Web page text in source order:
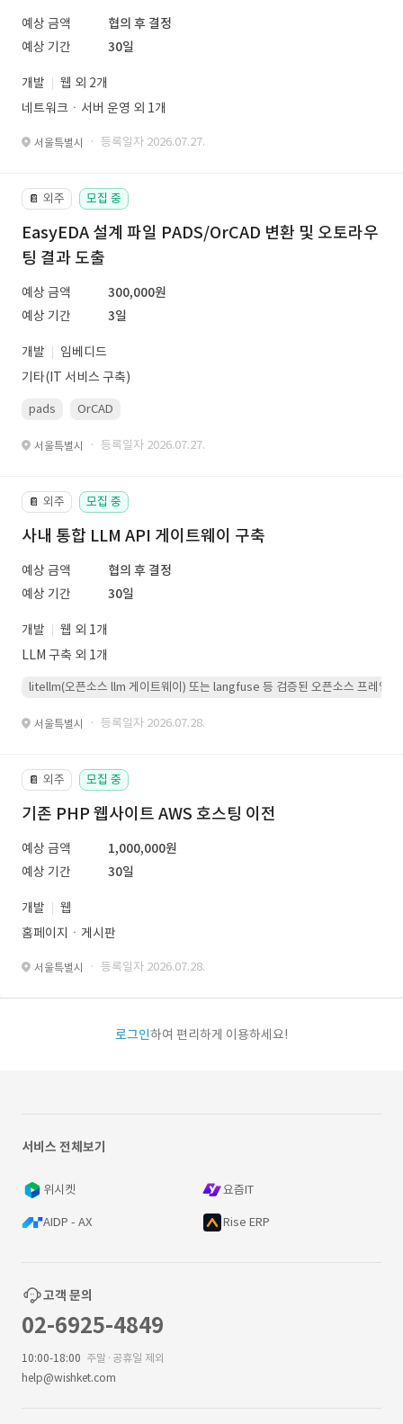
예상 금액
협의 후 결정
예상 기간
30일
개발
웹 외 2개
네트워크ㆍ서버 운영 외 1개
서울특별시 · 등록일자 2026.07.27.
📔 외주 모집 중
EasyEDA 설계 파일 PADS/OrCAD 변환 및 오토라우
팅 결과 도출
예상 금액
300,000원
예상 기간
3일
개발
임베디드
기타(IT 서비스 구축)
pads OrCAD
서울특별시 · 등록일자 2026.07.27.
📔 외주 모집 중
사내 통합 LLM API 게이트웨이 구축
예상 금액
협의 후 결정
예상 기간
30일
개발
웹 외 1개
LLM 구축 외 1개
litellm(오픈소스 llm 게이트웨이) 또는 langfuse 등 검증된 오픈소스 프레임워
서울특별시 · 등록일자 2026.07.28.
📔 외주 모집 중
기존 PHP 웹사이트 AWS 호스팅 이전
예상 금액
1,000,000원
예상 기간
30일
개발
웹
홈페이지ㆍ게시판
서울특별시 · 등록일자 2026.07.28.
로그인하여 편리하게 이용하세요!
서비스 전체보기
위시켓 요즘IT
AIDP - AX Rise ERP
고객 문의
02-6925-4849
10:00-18:00 주말·공휴일 제외
help@wishket.com